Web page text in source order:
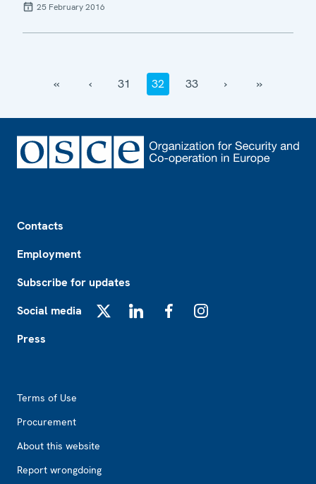
25 February 2016
‹‹ ‹ 31 32 33 › ››
Contacts
Employment
Subscribe for updates
Social media
Press
Terms of Use
Procurement
About this website
Report wrongdoing